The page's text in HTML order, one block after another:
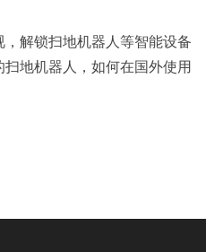
解锁扫地机器人等智能设备
地机器人，如何在国外使用